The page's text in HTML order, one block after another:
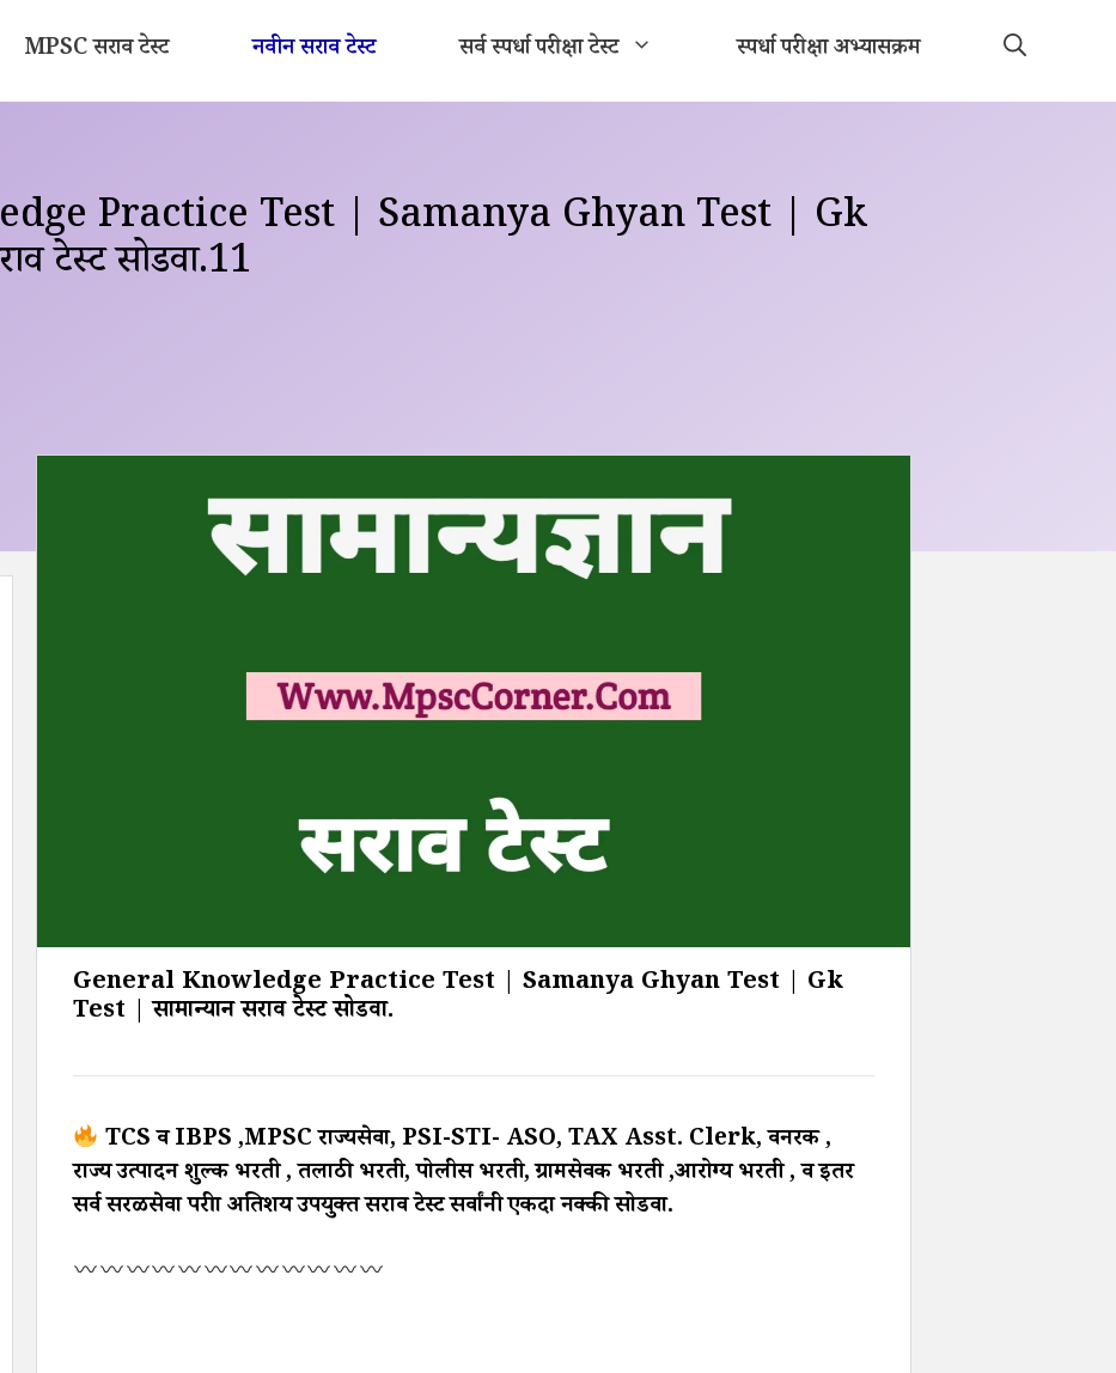
MPSC सराव टेस्ट नवीन सराव टेस्ट सर्व स्पर्धा परीक्षा टेस्ट स्पर्धा परीक्षा अभ्यासक्रम
Practice Test | Samanya Ghyan Test | Gk
टेस्ट सोडवा.11
General Knowledge Practice Test | Samanya Ghyan Test | Gk
Test | सामान्यज्ञान सराव टेस्ट सोडवा.
TCS व IBPS ,MPSC राज्यसेवा, PSI-STI- ASO, TAX Asst. Clerk, वनरक्षक ,
राज्य उत्पादन शुल्क भरती , तलाठी भरती, पोलीस भरती, ग्रामसेवक भरती ,आरोग्य भरती , व इतर
सर्व सरळसेवा परीक्षा अतिशय उपयुक्त सराव टेस्ट सर्वांनी एकदा नक्की सोडवा.